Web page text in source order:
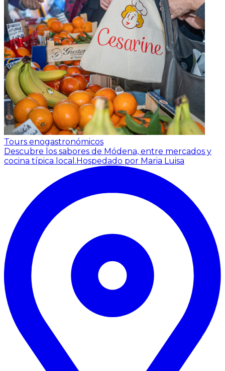
Tours enogastronómicos
Descubre los sabores de Módena, entre mercados y
cocina típica local.Hospedado por Maria Luisa